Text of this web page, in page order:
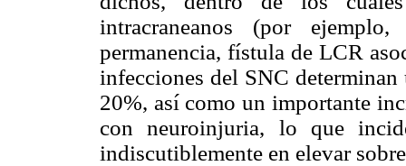
intracraneanos (por
permanencia, fístula de LCR
infecciones del SNC
20%, así como un importante
con neuroinjuria, lo que
indiscutiblemente en elevar